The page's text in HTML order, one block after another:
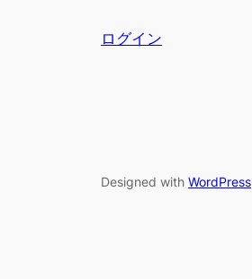
ログイン
Designed with WordPress